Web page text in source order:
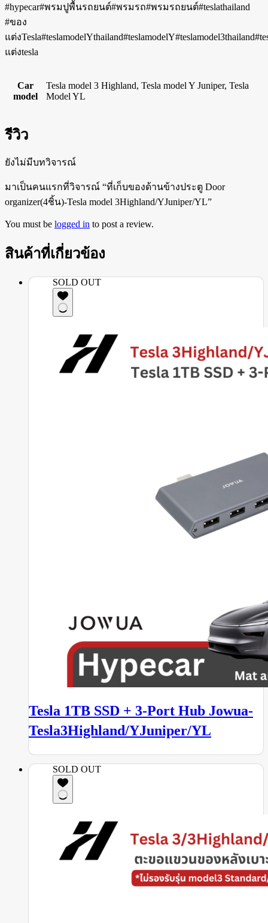
#hypecar#พรมปูพื้นรถยนต์#พรมรถ#พรมรถยนต์#teslathailand
#ของ
แต่ง
แต่งtesla
Car
model
Tesla model 3 Highland, Tesla model Y Juniper, Tesla
Model YL
รีวิว
ยังไม่มีบทวิจารณ์
มาเป็นคนแรกที่วิจารณ์ “ที่เก็บของด้านข้างประตู Door
organizer(4ชิ้น)-Tesla model 3Highland/YJuniper/YL”
You must be logged in to post a review.
สินค้าที่เกี่ยวข้อง
SOLD OUT
Tesla 1TB SSD + 3-Port Hub Jowua-
Tesla3Highland/YJuniper/YL
SOLD OUT